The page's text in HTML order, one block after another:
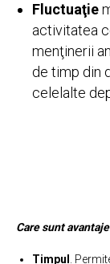
Fluctuaţie
activitatea
menţinerii
de timp din
celelalte
Care sunt
Timpul
.